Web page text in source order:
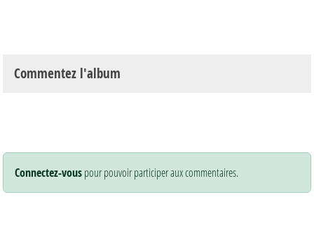
Commentez l'album
Connectez-vouspour pouvoir participer aux commentaires.